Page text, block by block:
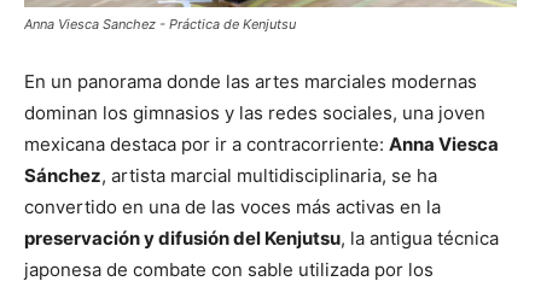
Anna Viesca Sanchez - Práctica de Kenjutsu
En un panorama donde las artes marciales modernas
dominan los gimnasios y las redes sociales, una joven
mexicana destaca por ir a contracorriente: Anna Viesca
Sánchez, artista marcial multidisciplinaria, se ha
convertido en una de las voces más activas en la
preservación y difusión del Kenjutsu, la antigua técnica
japonesa de combate con sable utilizada por los